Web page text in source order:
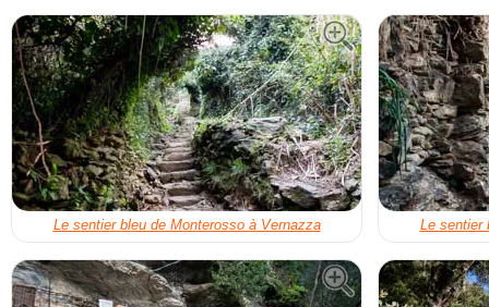
Le sentier bleu de Monterosso à Vernazza Le sentier